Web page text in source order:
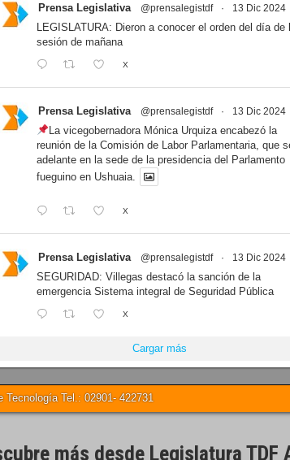
Prensa Legislativa @prensalegistdf · 13 Dic 2024
LEGISLATURA: Dieron a conocer el orden del día de
sesión de mañana
X
Prensa Legislativa @prensalegistdf · 13 Dic 2024
La vicegobernadora Mónica Urquiza encabezó la
reunión de la Comisión de Labor Parlamentaria, que
adelante en la sede de la presidencia del Parlamento
fueguino en Ushuaia.
X
Prensa Legislativa @prensalegistdf · 13 Dic 2024
SEGURIDAD: Villegas destacó la sanción de la
emergencia Sistema integral de Seguridad Pública
X
Cargar más
Tel.: 02901- 422731
más desde Legislatura TDF